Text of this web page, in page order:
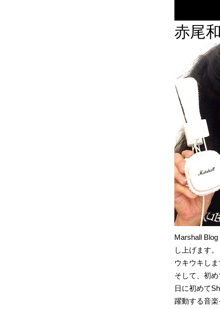
赤尾
Marshall
し上げます。
ウキウキし
そして、初
日に初めて
躍動する音